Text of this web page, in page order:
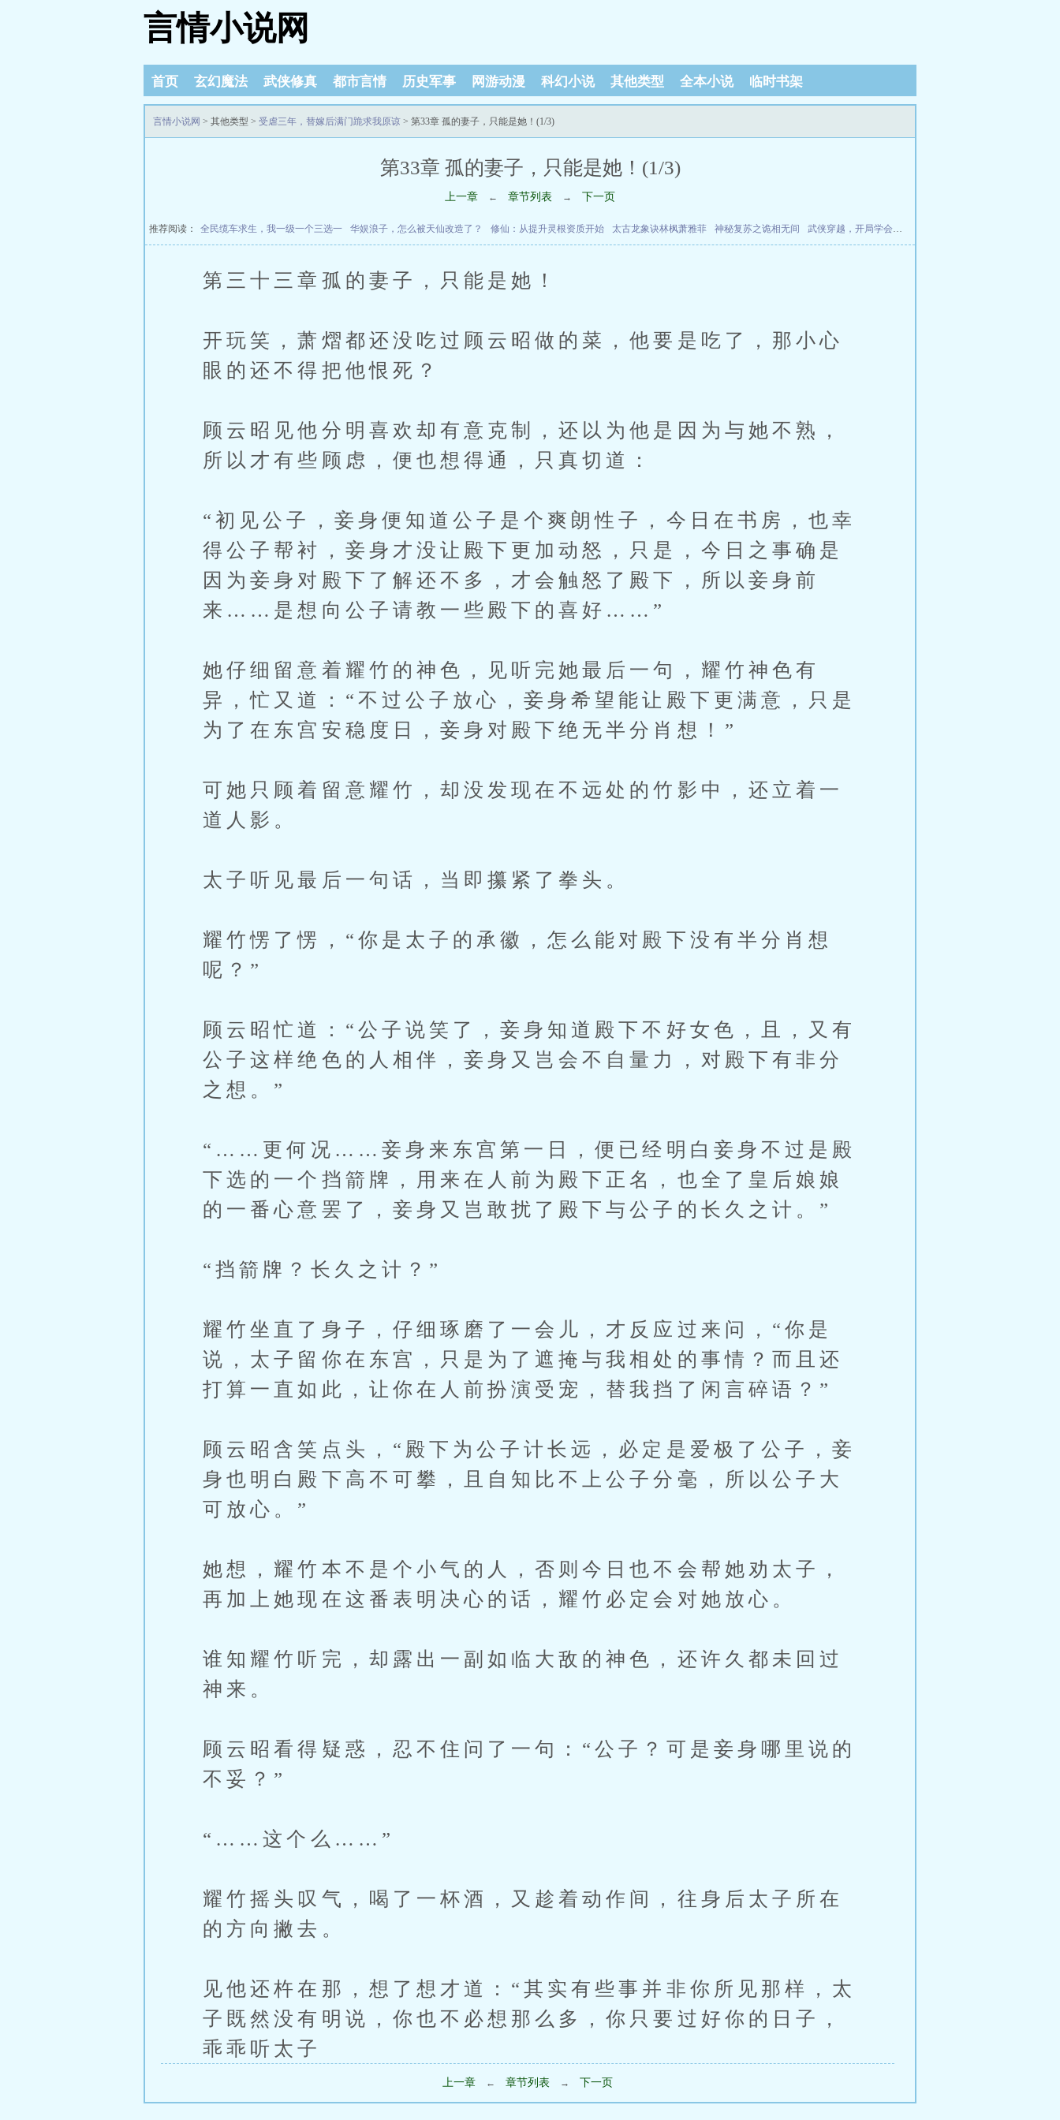
言情小说网
首页 玄幻魔法 武侠修真 都市言情 历史军事 网游动漫 科幻小说 其他类型 全本小说 临时书架
言情小说网 > 其他类型 > 受虐三年，替嫁后满门跪求我原谅 > 第33章 孤的妻子，只能是她！(1/3)
第33章 孤的妻子，只能是她！(1/3)
上一章 ← 章节列表 → 下一页
推荐阅读： 全民缆车求生，我一级一个三选一 华娱浪子，怎么被天仙改造了？ 修仙：从提升灵根资质开始 太古龙象诀林枫萧雅菲 神秘复苏之诡相无间 武侠穿越，开局学会杨家枪
第三十三章孤的妻子，只能是她！
开玩笑，萧熠都还没吃过顾云昭做的菜，他要是吃了，那小心
眼的还不得把他恨死？
顾云昭见他分明喜欢却有意克制，还以为他是因为与她不熟，
所以才有些顾虑，便也想得通，只真切道：
“初见公子，妾身便知道公子是个爽朗性子，今日在书房，也幸
得公子帮衬，妾身才没让殿下更加动怒，只是，今日之事确是
因为妾身对殿下了解还不多，才会触怒了殿下，所以妾身前
来……是想向公子请教一些殿下的喜好……”
她仔细留意着耀竹的神色，见听完她最后一句，耀竹神色有
异，忙又道：“不过公子放心，妾身希望能让殿下更满意，只是
为了在东宫安稳度日，妾身对殿下绝无半分肖想！”
可她只顾着留意耀竹，却没发现在不远处的竹影中，还立着一
道人影。
太子听见最后一句话，当即攥紧了拳头。
耀竹愣了愣，“你是太子的承徽，怎么能对殿下没有半分肖想
呢？”
顾云昭忙道：“公子说笑了，妾身知道殿下不好女色，且，又有
公子这样绝色的人相伴，妾身又岂会不自量力，对殿下有非分
之想。”
“……更何况……妾身来东宫第一日，便已经明白妾身不过是殿
下选的一个挡箭牌，用来在人前为殿下正名，也全了皇后娘娘
的一番心意罢了，妾身又岂敢扰了殿下与公子的长久之计。”
“挡箭牌？长久之计？”
耀竹坐直了身子，仔细琢磨了一会儿，才反应过来问，“你是
说，太子留你在东宫，只是为了遮掩与我相处的事情？而且还
打算一直如此，让你在人前扮演受宠，替我挡了闲言碎语？”
顾云昭含笑点头，“殿下为公子计长远，必定是爱极了公子，妾
身也明白殿下高不可攀，且自知比不上公子分毫，所以公子大
可放心。”
她想，耀竹本不是个小气的人，否则今日也不会帮她劝太子，
再加上她现在这番表明决心的话，耀竹必定会对她放心。
谁知耀竹听完，却露出一副如临大敌的神色，还许久都未回过
神来。
顾云昭看得疑惑，忍不住问了一句：“公子？可是妾身哪里说的
不妥？”
“……这个么……”
耀竹摇头叹气，喝了一杯酒，又趁着动作间，往身后太子所在
的方向撇去。
见他还杵在那，想了想才道：“其实有些事并非你所见那样，太
子既然没有明说，你也不必想那么多，你只要过好你的日子，
乖乖听太子
上一章 ← 章节列表 → 下一页